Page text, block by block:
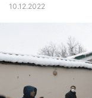
10.12.2022